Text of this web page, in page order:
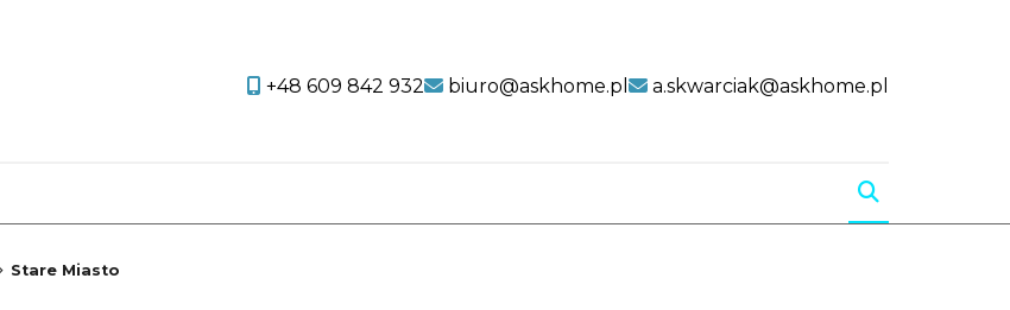
+48 609 842 932 biuro@askhome.pl a.skwarciak@askhome.pl
Stare Miasto